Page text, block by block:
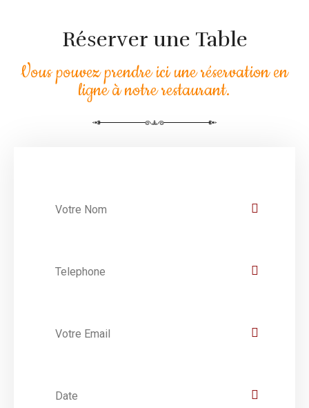
Réserver une Table
Vous pouvez prendre ici une réservation en
ligne à notre restaurant.